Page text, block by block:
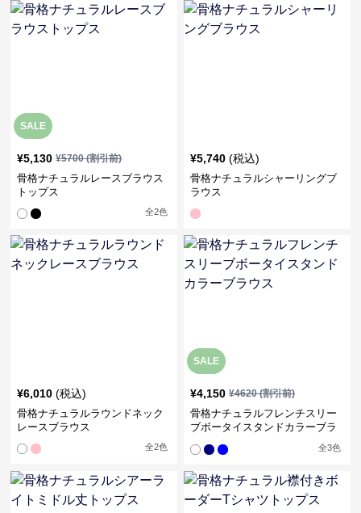
SALE
¥5,130 ¥5700(割引前)
骨格ナチュラルレースブラウス
トップス
全2色
¥5,740 (税込)
骨格ナチュラルシャーリングブ
ラウス
¥6,010 (税込)
骨格ナチュラルラウンドネック
レースブラウス
全2色
SALE
¥4,150 ¥4620(割引前)
骨格ナチュラルフレンチスリー
ブボータイスタンドカラーブラ
全3色